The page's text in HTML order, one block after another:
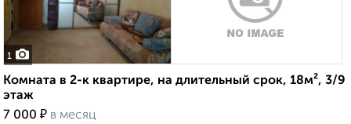
1
Комната в 2-к квартире, на длительный срок, 18м², 3/9
этаж
7 000 ₽ в месяц